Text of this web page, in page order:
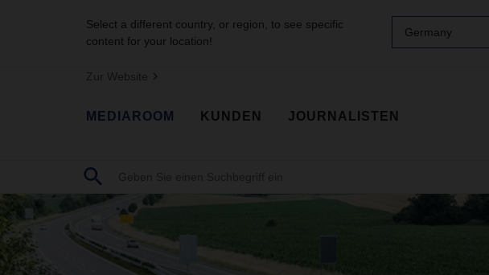
Select a different country, or region, to see specific
content for your location!
Germany
Zur Website
MEDIAROOM KUNDEN JOURNALISTEN